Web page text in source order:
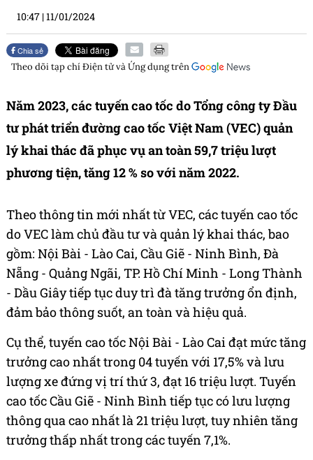
10:47 |11/01/2024
Chia sẻ
Theo dõi tạp chíĐiện tử và Ứng dụngtrên
Năm 2023, các tuyến cao tốc do Tổng công ty Đầu
tư phát triển đường cao tốc Việt Nam (VEC) quản
lý khai thác đã phục vụ an toàn 59,7 triệu lượt
phương tiện, tăng 12 % so với năm 2022.
Theo thông tin mới nhất từ VEC, các tuyến cao tốc
do VEC làm chủ đầu tư và quản lý khai thác, bao
gồm: Nội Bài - Lào Cai, Cầu Giẽ - Ninh Bình, Đà
Nẵng - Quảng Ngãi, TP. Hồ Chí Minh - Long Thành
- Dầu Giây tiếp tục duy trì đà tăng trưởng ổn định,
đảm bảo thông suốt, an toàn và hiệu quả.
Cụ thể, tuyến cao tốc Nội Bài - Lào Cai đạt mức tăng
trưởng cao nhất trong 04 tuyến với 17,5% và lưu
lượng xe đứng vị trí thứ 3, đạt 16 triệu lượt. Tuyến
cao tốc Cầu Giẽ - Ninh Bình tiếp tục có lưu lượng
thông qua cao nhất là 21 triệu lượt, tuy nhiên tăng
trưởng thấp nhất trong các tuyến 7,1%.